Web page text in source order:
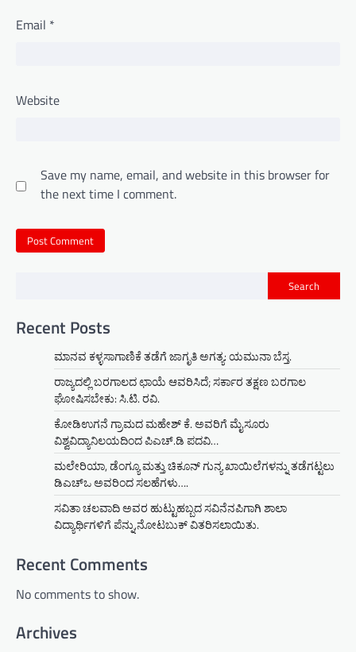
Email *
Website
Save my name, email, and website in this browser for
the next time I comment.
Search
Recent Posts
ಮಾನವ ಕಳ್ಳಸಾಗಾಣಿಕೆ ತಡೆಗೆ ಜಾಗೃತಿ ಅಗತ್ಯ: ಯಮುನಾ ಬೆಸ್ತ.
ರಾಜ್ಯದಲ್ಲಿ ಬರಗಾಲದ ಛಾಯೆ ಆವರಿಸಿದೆ; ಸರ್ಕಾರ ತಕ್ಷಣ ಬರಗಾಲ
ಘೋಷಿಸಬೇಕು: ಸಿ.ಟಿ. ರವಿ.
ಕೋಡಿಉಗನೆ ಗ್ರಾಮದ ಮಹೇಶ್ ಕೆ. ಅವರಿಗೆ ಮೈಸೂರು
ವಿಶ್ವವಿದ್ಯಾನಿಲಯದಿಂದ ಪಿಎಚ್.ಡಿ ಪದವಿ…
ಮಲೇರಿಯಾ, ಡೆಂಗ್ಯೂ ಮತ್ತು ಚಿಕೂನ್ ಗುನ್ಯ ಖಾಯಿಲೆಗಳನ್ನು ತಡೆಗಟ್ಟಲು
ಡಿಎಚ್‌ಒ ಅವರಿಂದ ಸಲಹೆಗಳು….
ಸವಿತಾ ಚಲವಾದಿ ಅವರ ಹುಟ್ಟುಹಬ್ಬದ ಸವಿನೆನಪಿಗಾಗಿ ಶಾಲಾ
ವಿದ್ಯಾರ್ಥಿಗಳಿಗೆ ಪೆನ್ನು,ನೋಟಬುಕ್ ವಿತರಿಸಲಾಯಿತು.
Recent Comments
No comments to show.
Archives